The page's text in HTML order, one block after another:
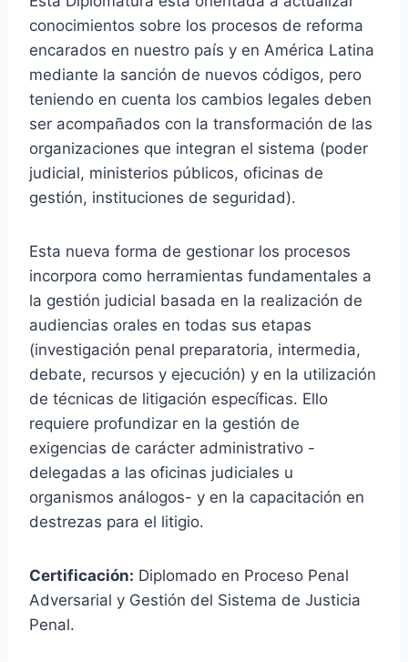
conocimientos sobre los procesos de reforma
encarados en nuestro país y en América Latina
mediante la sanción de nuevos códigos, pero
teniendo en cuenta los cambios legales deben
ser acompañados con la transformación de las
organizaciones que integran el sistema (poder
judicial, ministerios públicos, oficinas de
gestión, instituciones de seguridad).
Esta nueva forma de gestionar los procesos
incorpora como herramientas fundamentales a
la gestión judicial basada en la realización de
audiencias orales en todas sus etapas
(investigación penal preparatoria, intermedia,
debate, recursos y ejecución) y en la utilización
de técnicas de litigación específicas. Ello
requiere profundizar en la gestión de
exigencias de carácter administrativo -
delegadas a las oficinas judiciales u
organismos análogos- y en la capacitación en
destrezas para el litigio.
Certificación: Diplomado en Proceso Penal
Adversarial y Gestión del Sistema de Justicia
Penal.